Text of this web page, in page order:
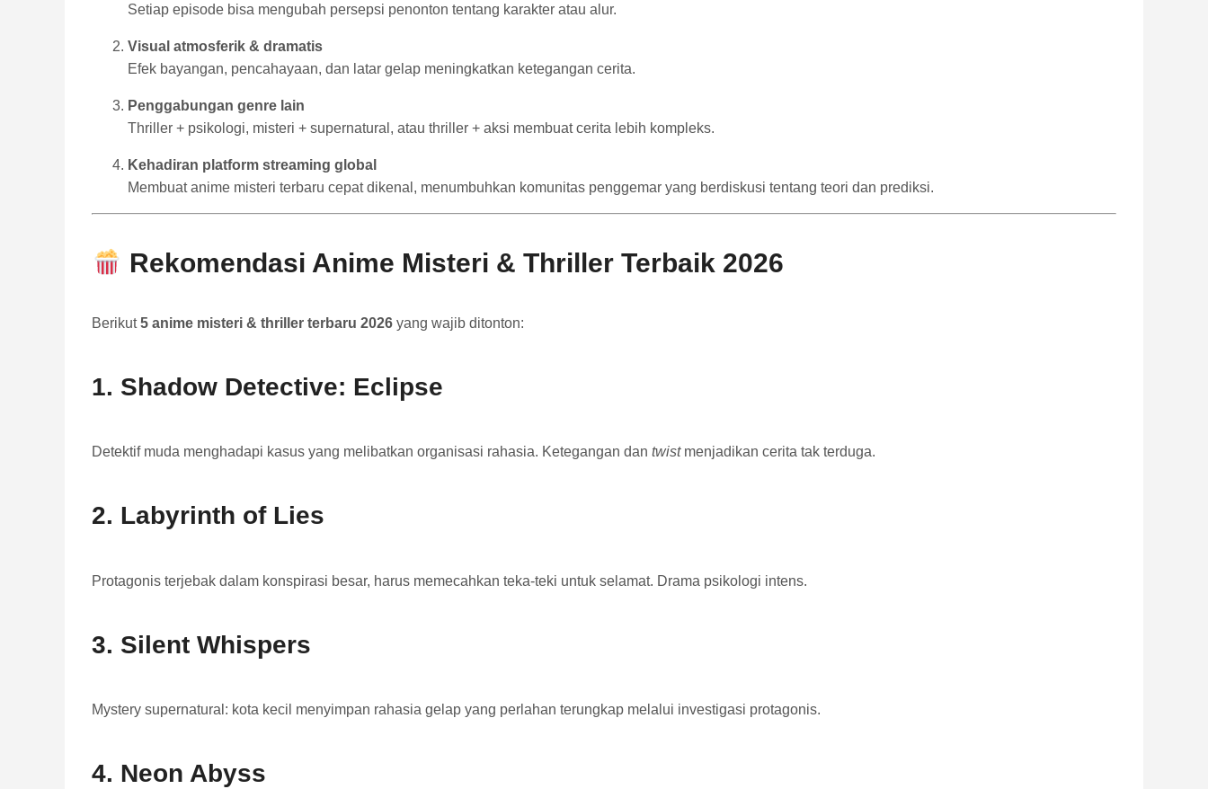
Setiap episode bisa mengubah persepsi penonton tentang karakter atau alur.
Visual atmosferik & dramatis
Efek bayangan, pencahayaan, dan latar gelap meningkatkan ketegangan cerita.
Penggabungan genre lain
Thriller + psikologi, misteri + supernatural, atau thriller + aksi membuat cerita lebih kompleks.
Kehadiran platform streaming global
Membuat anime misteri terbaru cepat dikenal, menumbuhkan komunitas penggemar yang berdiskusi tentang teori dan prediksi.
Rekomendasi Anime Misteri & Thriller Terbaik 2026
Berikut5 anime misteri & thriller terbaru 2026 yang wajib ditonton:
1. Shadow Detective: Eclipse
Detektif muda menghadapi kasus yang melibatkan organisasi rahasia. Ketegangan dan twistmenjadikan cerita tak terduga.
2. Labyrinth of Lies
Protagonis terjebak dalam konspirasi besar, harus memecahkan teka-teki untuk selamat. Drama psikologi intens.
3. Silent Whispers
Mystery supernatural: kota kecil menyimpan rahasia gelap yang perlahan terungkap melalui investigasi protagonis.
4. Neon Abyss